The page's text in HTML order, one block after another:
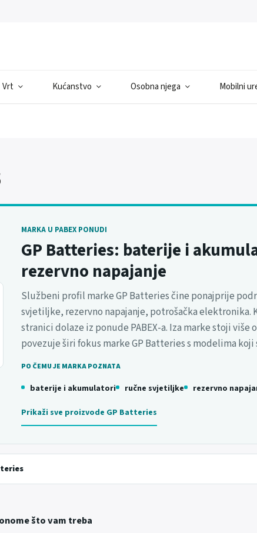
Vrt Kućanstvo Osobna njega Mobilni
MARKA U PABEX PONUDI
GP Batteries: baterije i
rezervno napajanje
Službeni profil marke GP Batteries čine ponajprije
svjetiljke, rezervno napajanje, potrošačka elektronika.
stranici dolaze iz ponude PABEX-a. Iza marke stoji više
povezuje širi fokus marke GP Batteries s modelima
PO ČEMU JE MARKA POZNATA
baterije i akumulatori ručne svjetiljke rezervno
Prikaži sve proizvode GP Batteries
što vam treba